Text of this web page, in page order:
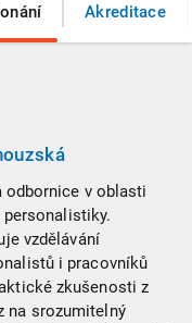
Akreditace
odbornice v oblasti
personalistiky.
vzdělávání
i pracovníků
zkušenosti z
na srozumitelný